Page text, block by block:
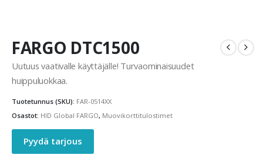
FARGO DTC1500
Uutuus vaativalle käyttäjälle! Turvaominaisuudet
huippuluokkaa.
Tuotetunnus (SKU): FAR-0514XX
Osastot: HID Global FARGO, Muovikorttitulostimet
Pyydä tarjous